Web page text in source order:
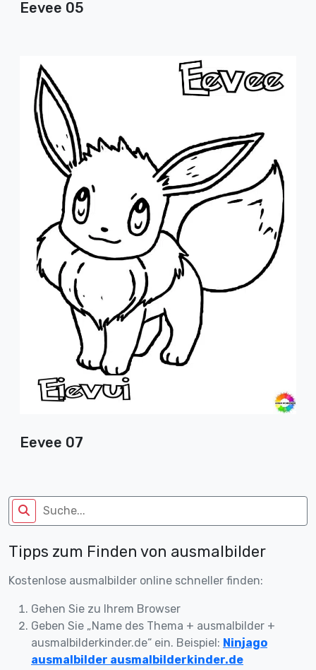
Eevee 05
Eevee 07
Tipps zum Finden von ausmalbilder
Kostenlose ausmalbilder online schneller finden:
Gehen Sie zu Ihrem Browser
Geben Sie „Name des Thema + ausmalbilder +
ausmalbilderkinder.de“ ein. Beispiel: Ninjago
ausmalbilder ausmalbilderkinder.de